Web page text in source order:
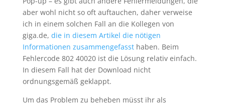
aber wohl nicht so oft auftauchen, daher verweise
ich in einem solchen Fall an die Kollegen von
giga.de, die in diesem Artikel die nötigen
Informationen zusammengefassthaben. Beim
Fehlercode 802 40020 ist die Lösung relativ einfach.
In diesem Fall hat der Download nicht
ordnungsgemäß geklappt.
Um das Problem zu beheben müsst ihr als